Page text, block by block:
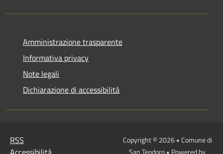
Amministrazione trasparente
Informativa privacy
Note legali
Dichiarazione di accessibilità
RSS
Copyright © 2026 • Comune di
San Teodoro • Powered by